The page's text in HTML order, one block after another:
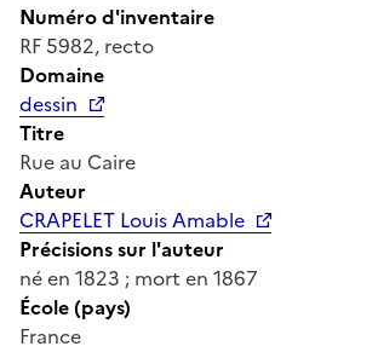
Numéro d'inventaire
RF 5982, recto
Domaine
dessin
Titre
Rue au Caire
Auteur
CRAPELET Louis Amable
Précisions sur l'auteur
né en 1823 ; mort en 1867
École (pays)
France